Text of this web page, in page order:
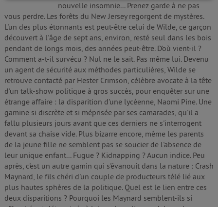
nouvelle insomnie... Prenez garde à ne pas
vous perdre. Les forêts du New Jersey regorgent de mystères.
L'un des plus étonnants est peut-être celui de Wilde, ce garçon
découvert à l'âge de sept ans, environ, resté seul dans les bois
pendant de longs mois, des années peut-être. D'où vient-il ?
Comment a-t-il survécu ? Nul ne le sait. Pas même lui. Devenu
un agent de sécurité aux méthodes particulières, Wilde se
retrouve contacté par Hester Crimson, célèbre avocate à la tête
d'un talk-show politique à gros succès, pour enquêter sur une
étrange affaire : la disparition d'une lycéenne, Naomi Pine. Une
gamine si discrète et si méprisée par ses camarades, qu'il a
fallu plusieurs jours avant que ces derniers ne s'interrogent
devant sa chaise vide. Plus bizarre encore, même les parents
de la jeune fille ne semblent pas se soucier de l'absence de
leur unique enfant... Fugue ? Kidnapping ? Aucun indice. Peu
après, c'est un autre gamin qui s'évanouit dans la nature : Crash
Maynard, le fils chéri d'un couple de producteurs télé lié aux
plus hautes sphères de la politique. Quel est le lien entre ces
deux disparitions ? Pourquoi les Maynard semblent-ils si